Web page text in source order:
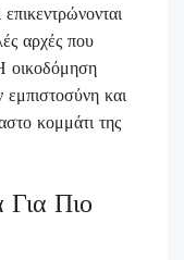
αρχές που
οικοδόμηση
και
κομμάτι της
Πιο